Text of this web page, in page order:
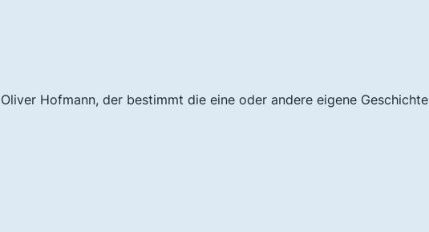
Hofmann, der bestimmt die eine oder andere eigene Geschichte